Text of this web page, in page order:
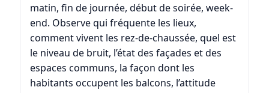
matin, fin de journée, début de soirée, week-
end. Observe qui fréquente les lieux,
comment vivent les rez-de-chaussée, quel est
le niveau de bruit, l’état des façades et des
espaces communs, la façon dont les
habitants occupent les balcons, l’attitude